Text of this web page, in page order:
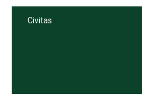
Civitas